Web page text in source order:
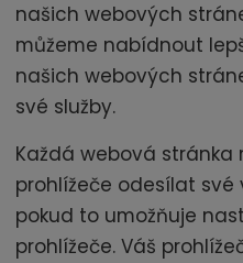
r
i
á
d
o
v
e
našich webových
můžeme nabídnout
našich webových
své služby.
Každá webová stránka
prohlížeče odesílat své
pokud to umožňuje
prohlížeče. Váš